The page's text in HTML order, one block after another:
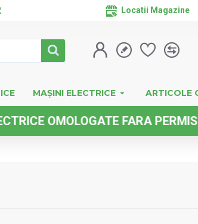
Locatii Magazine
MAȘINI ELECTRICE ARTICOLE
OMOLOGATE FARA PERMIS DE